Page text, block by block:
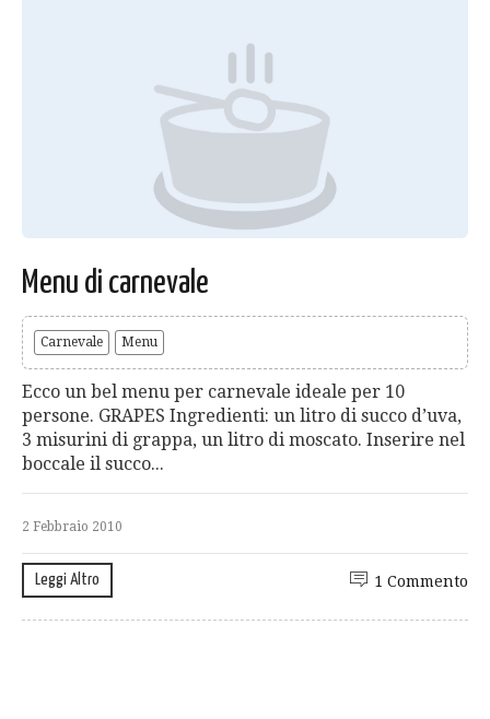
Menu di carnevale
Carnevale Menu
Ecco un bel menu per carnevale ideale per 10
persone. GRAPES Ingredienti: un litro di succo d’uva,
3 misurini di grappa, un litro di moscato. Inserire nel
boccale il succo...
2 Febbraio 2010
Leggi Altro 1 Commento